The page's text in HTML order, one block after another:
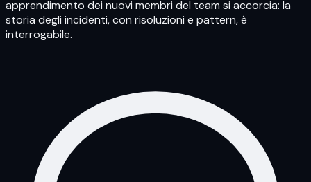
apprendimento dei nuovi membri del team si accorcia: la
storia degli incidenti, con risoluzioni e pattern, è
interrogabile.